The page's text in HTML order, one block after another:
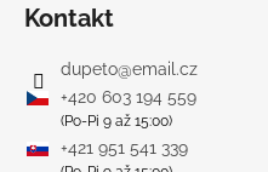
Kontakt
dupeto@email.cz
+420 603 194 559
(Po-Pi 9 až 15:00)
+421 951 541 339